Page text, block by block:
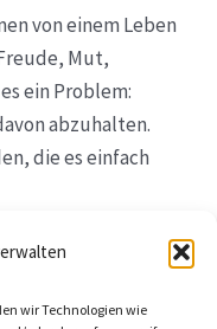
wir Technologien wie
von einem Leben
Mut,
ein Problem:
abzuhalten.
die es einfach
mit